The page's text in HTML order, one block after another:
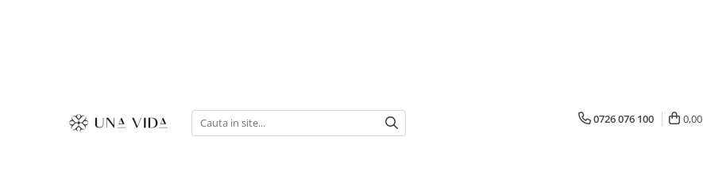
CADOURI sub 150 lei - EA
0726 076 100 0,00